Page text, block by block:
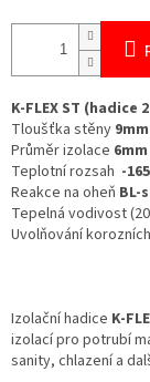
cena:
K-FLEX ST (hadice
Tloušťka stěny 9mm
Průměr izolace 6mm
Teplotní rozsah -
Reakce na oheň BL-
Tepelná vodivost (20
Uvolňování
Izolační hadice
izolací pro potrubí
sanity, chlazení a